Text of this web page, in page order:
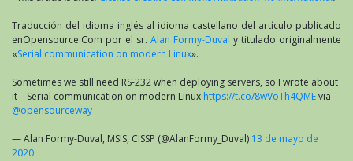
Traducción del idioma inglés al idioma castellano del artículo publicado
enOpensource.Com por el sr. Alan Formy-Duval y titulado originalmente
«Serial communication on modern Linux».
Sometimes we still need RS-232 when deploying servers, so I wrote about
it – Serial communication on modern Linux https://t.co/8wVoTh4QMEvia
@opensourceway
— Alan Formy-Duval, MSIS, CISSP (@AlanFormy_Duval) 13 de mayo de
2020